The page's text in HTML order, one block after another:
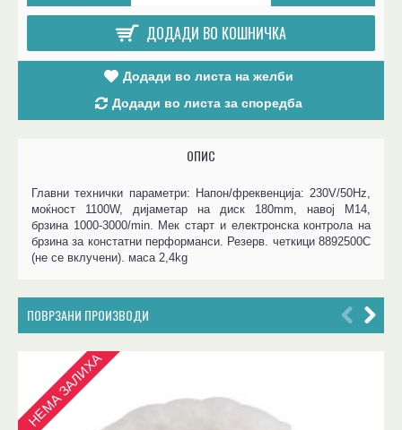
ДОДАДИ ВО КОШНИЧКА
Додади во листа на желби
Додади во листа за споредба
ОПИС
Главни технички параметри: Напон/фреквенција: 230V/50Hz,
моќност 1100W, дијаметар на диск 180mm, навој M14,
брзина 1000-3000/min. Мек старт и електронска контрола на
брзина за констатни перформанси. Резерв. четкици 8892500C
(не се вклучени). маса 2,4kg
ПОВРЗАНИ ПРОИЗВОДИ
НЕМА ЗАЛИХА